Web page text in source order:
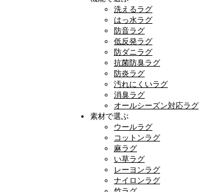
洗えるラグ
はっ水ラグ
防音ラグ
低反発ラグ
防ダニラグ
抗菌防臭ラグ
防炎ラグ
汚れにくいラグ
消臭ラグ
オールシーズン対応ラグ
素材で選ぶ
ウールラグ
コットンラグ
麻ラグ
い草ラグ
レーヨンラグ
ナイロンラグ